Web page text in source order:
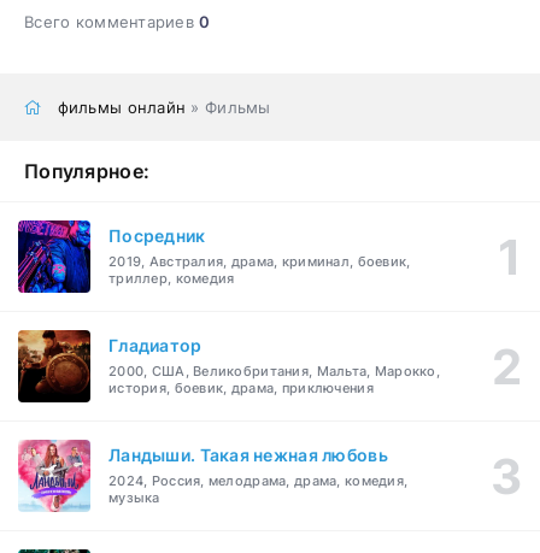
Всего комментариев0
фильмы онлайн » Фильмы
Популярное:
Посредник
2019, Австралия, драма, криминал, боевик,
триллер, комедия
Гладиатор
2000, США, Великобритания, Мальта, Марокко,
история, боевик, драма, приключения
Ландыши. Такая нежная любовь
2024, Россия, мелодрама, драма, комедия,
музыка